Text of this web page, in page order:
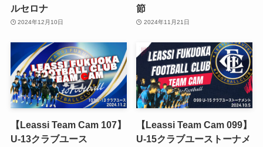
ルセロナ
2024年12月10日
節
2024年11月21日
【Leassi Team Cam 107】
U-13クラブユース
【Leassi Team Cam 099】
U-15クラブユーストーナメ